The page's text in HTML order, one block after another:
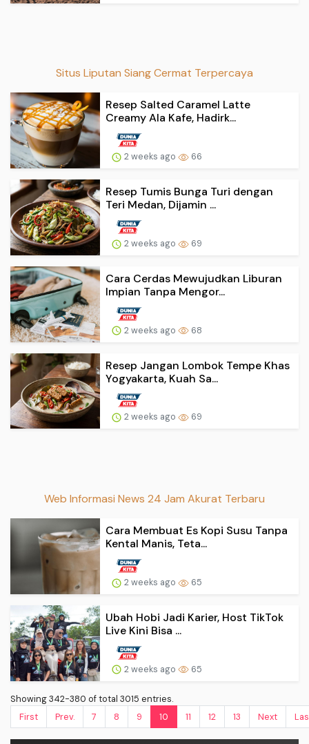
Situs Liputan Siang Cermat Terpercaya
Resep Salted Caramel Latte
Creamy Ala Kafe, Hadirk...
2 weeks ago 66
Resep Tumis Bunga Turi dengan
Teri Medan, Dijamin ...
2 weeks ago 69
Cara Cerdas Mewujudkan Liburan
Impian Tanpa Mengor...
2 weeks ago 68
Resep Jangan Lombok Tempe Khas
Yogyakarta, Kuah Sa...
2 weeks ago 69
Web Informasi News 24 Jam Akurat Terbaru
Cara Membuat Es Kopi Susu Tanpa
Kental Manis, Teta...
2 weeks ago 65
Ubah Hobi Jadi Karier, Host TikTok
Live Kini Bisa ...
2 weeks ago 65
Showing 342-380 of total 3015 entries.
First
Prev. 7 8 9 10 11 12 13 Next